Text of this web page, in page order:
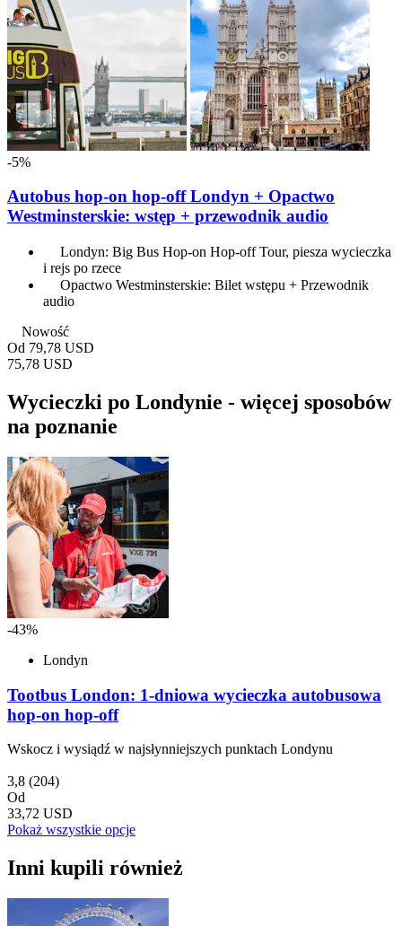
-5%
Autobus hop-on hop-off Londyn + Opactwo
Westminsterskie: wstęp + przewodnik audio
Londyn: Big Bus Hop-on Hop-off Tour, piesza wycieczka
i rejs po rzece
Opactwo Westminsterskie: Bilet wstępu + Przewodnik
audio
Nowość
Od 79,78 USD
75,78 USD
Wycieczki po Londynie - więcej sposobów
na poznanie
-43%
Londyn
Tootbus London: 1-dniowa wycieczka autobusowa
hop-on hop-off
Wskocz i wysiądź w najsłynniejszych punktach Londynu
3,8 (204)
Od
33,72 USD
Pokaż wszystkie opcje
Inni kupili również